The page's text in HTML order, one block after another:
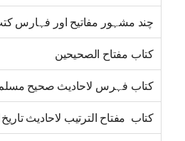
چند مشہور مفاتیح اور فہارس
کتاب مفتاح الصحیحین
کتاب فہرس لاحادیث صحیح مسلم
کتاب مفتاح الترتیب لاحادیث